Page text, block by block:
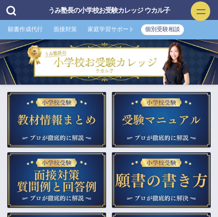
うみ塾長の小学校お受験カレッジ ウカル子
願書作成代行 面接対策 家庭学習サポート 個別受験相談
小学校お受験
▲家庭学習サポート ▲プロ家庭教師（訪問）